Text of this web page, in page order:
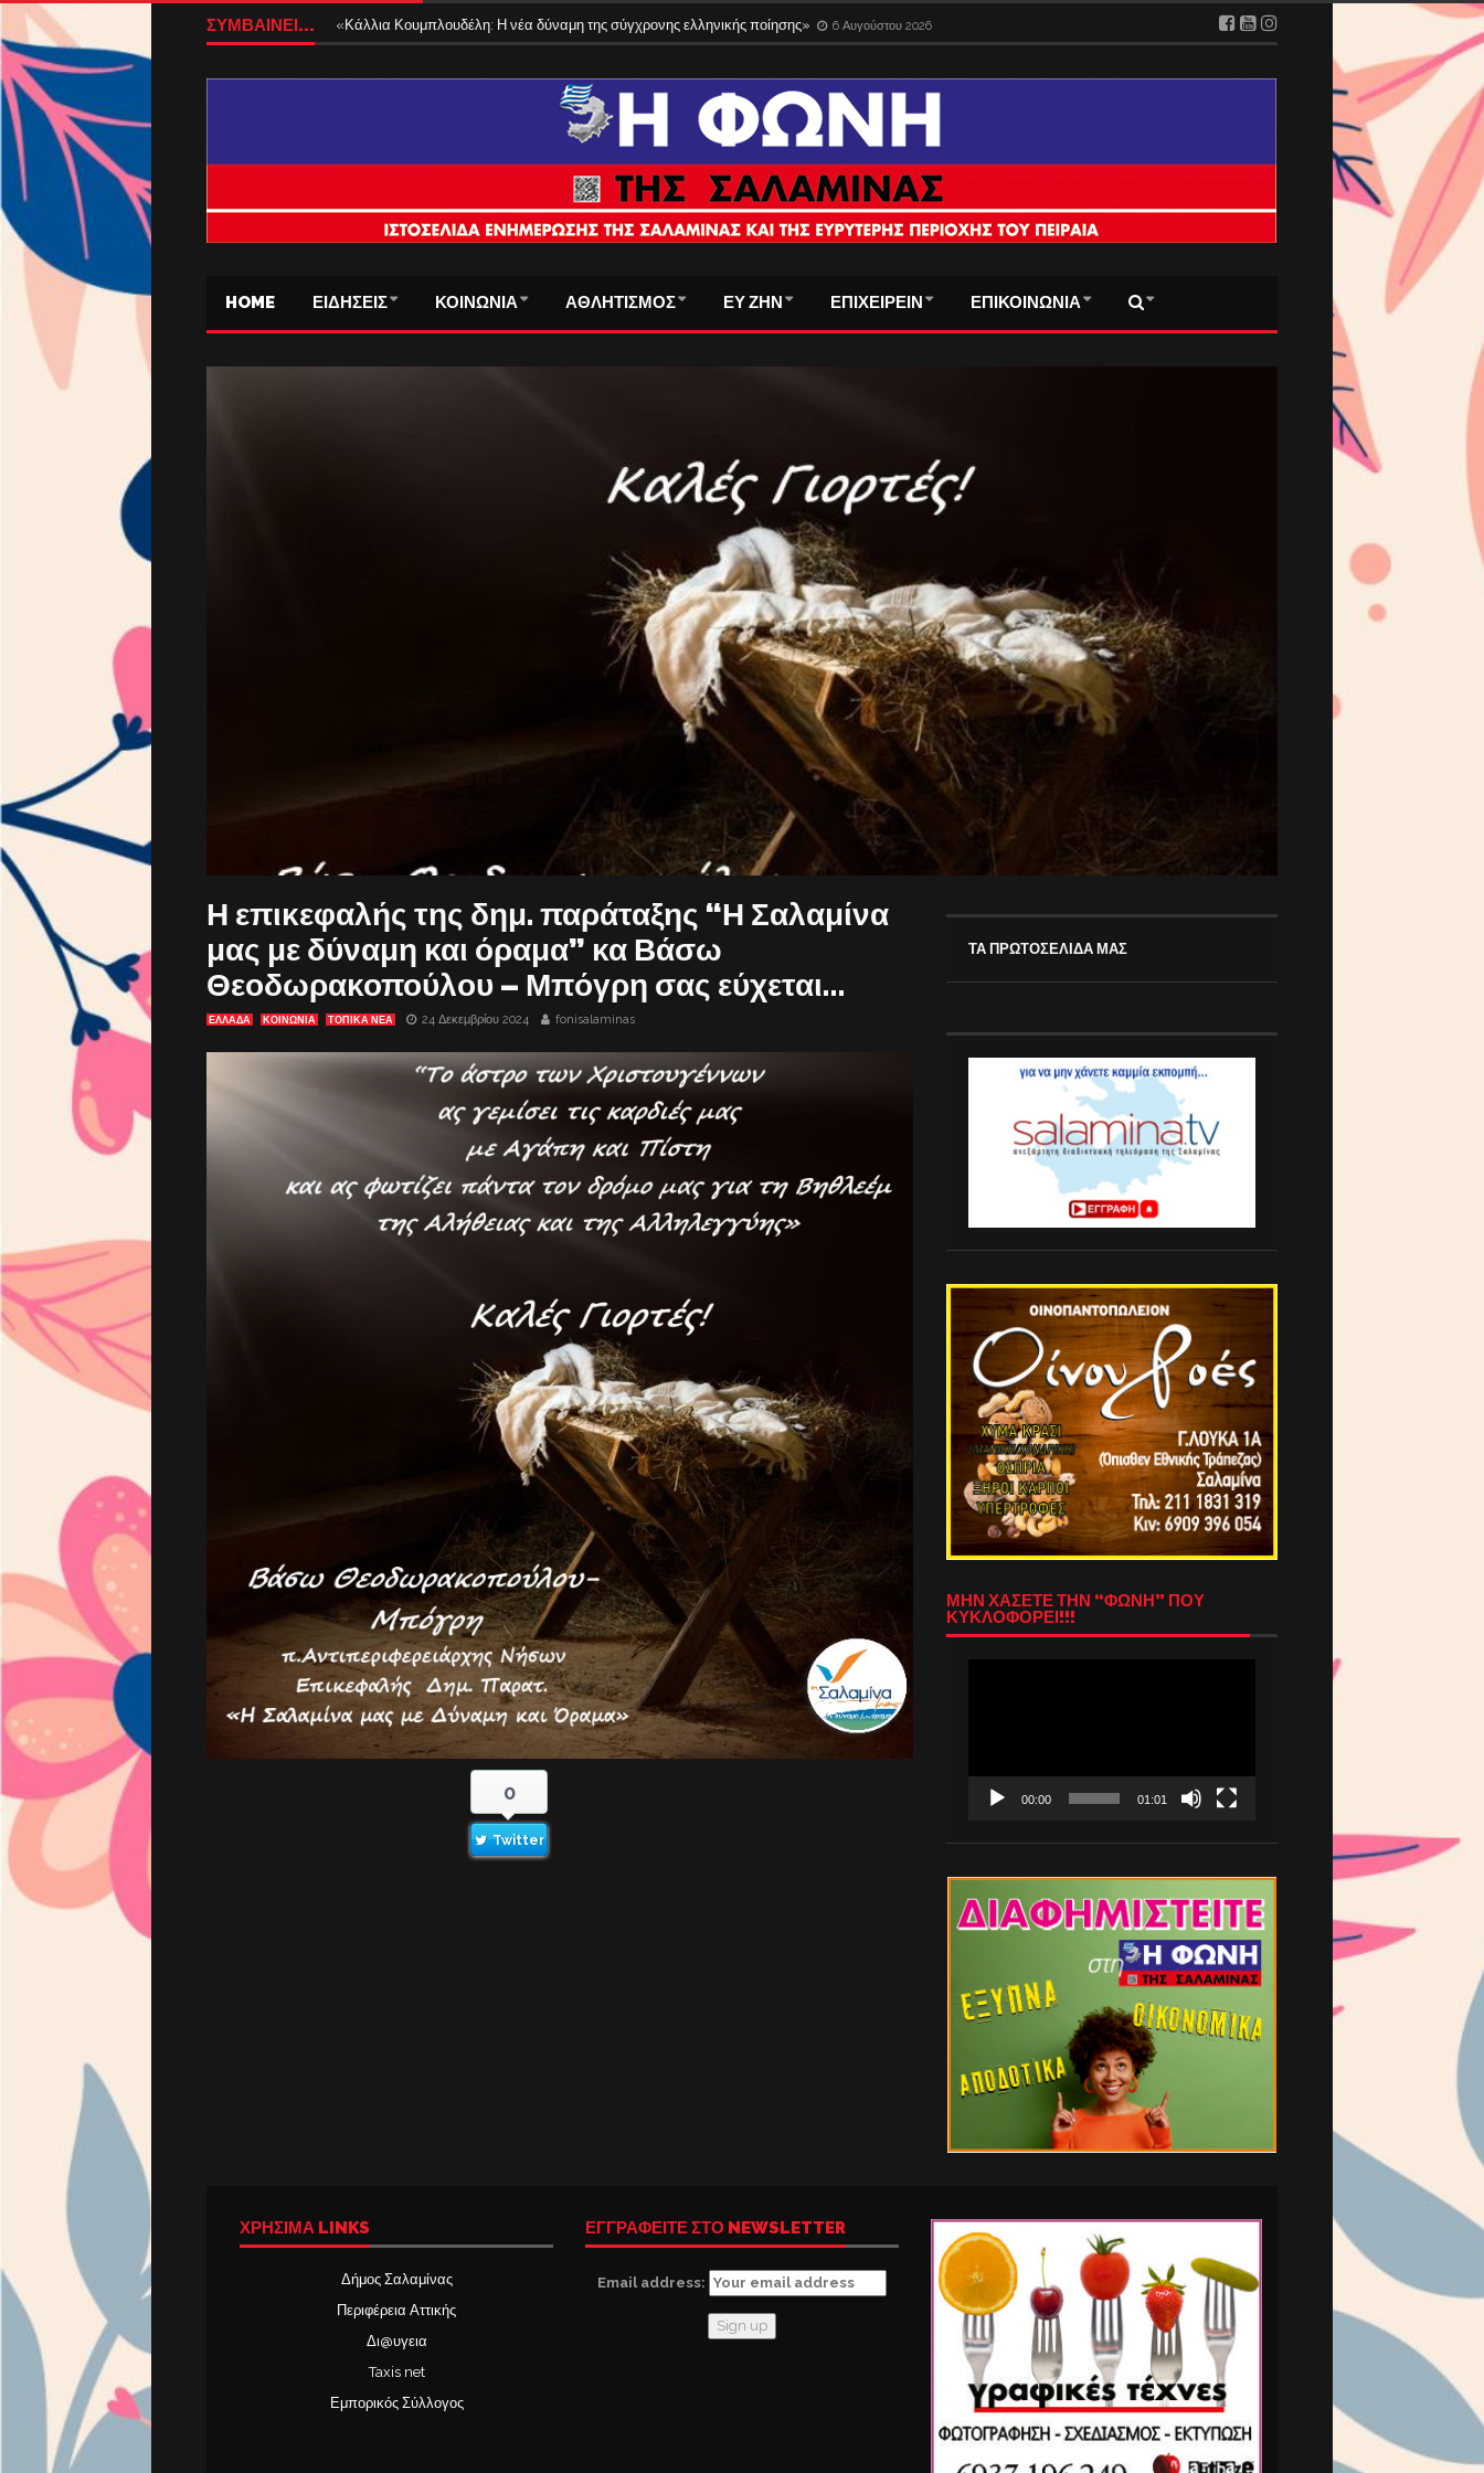
ΣΥΜΒΑΙΝΕΙ... «Κάλλια Κουμπλουδέλη: Η νέα δύναμη της σύγχρονης ελληνικής ποίησης» 6 Αυγούστου 2026
HOME ΕΙΔΗΣΕΙΣ ΚΟΙΝΩΝΙΑ ΑΘΛΗΤΙΣΜΟΣ ΕΥ ΖΗΝ ΕΠΙΧΕΙΡΕΙΝ ΕΠΙΚΟΙΝΩΝΙΑ
Η επικεφαλής της δημ. παράταξης “Η Σαλαμίνα
μας με δύναμη και όραμα” κα Βάσω
Θεοδωρακοπούλου – Μπόγρη σας εύχεται…
ΕΛΛΑΔΑ ΚΟΙΝΩΝΙΑ ΤΟΠΙΚΑ ΝΕΑ 24 Δεκεμβρίου 2024 fonisalaminas
0
Twitter
ΤΑ ΠΡΩΤΟΣΕΛΙΔΑ ΜΑΣ
ΜΗΝ ΧΑΣΕΤΕ ΤΗΝ “ΦΩΝΗ” ΠΟΥ
ΚΥΚΛΟΦΟΡΕΙ!!!
00:00 01:01
ΧΡΉΣΙΜΑ LINKS
Δήμος Σαλαμίνας
Περιφέρεια Αττικής
Δι@υγεια
Taxis net
Εμπορικός Σύλλογος
ΕΓΓΡΑΦΕΙΤΕ ΣΤΟ NEWSLETTER
Email address: